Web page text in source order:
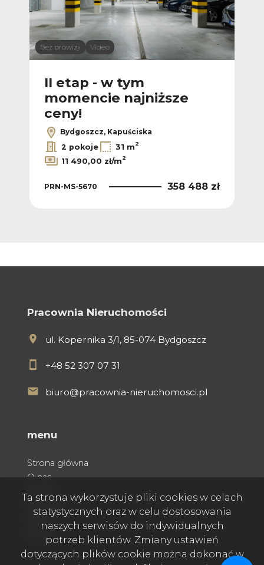
Bez prowizji Video
II etap - w tym
momencie najniższe
ceny!
Bydgoszcz, Kapuściska
2 pokoje
31 m2
11 490,00 zł/m2
PRN-MS-5670 358 488 zł
Pracownia Nieruchomości
ul. Kopernika 3/1, 85-074 Bydgoszcz
+48 52 307 07 31
biuro@pracownia-nieruchomosci.pl
menu
Strona główna
O nas
Ta strona wykorzystuje pliki cookies w celach
statystycznych oraz w celu dostosowania
naszych serwisów do indywidualnych
potrzeb klientów. Zmiany ustawień
dotyczących plików cookie można dokonać w